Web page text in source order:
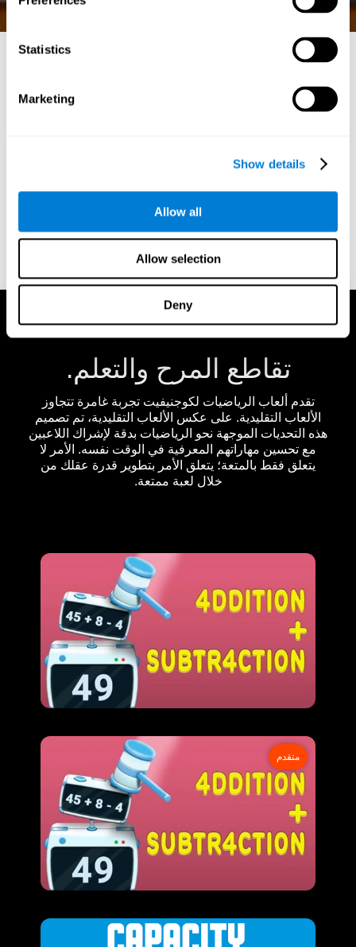
Statistics
Marketing
Show details
Allow all
Allow selection
Deny
ألعاب الرياضيات الممتعة:
تعلم مع تحفيز حدة الإدراك
كرائد في الجمع بين الترفيه والفوائد المعرفية. انغمس في عالم
اللعب مع علم التعزيز العقلي.
الابتداء
تقاطع المرح والتعلم.
تقدم ألعاب الرياضيات لكوجنيفيت تجربة غامرة تتجاوز
الألعاب التقليدية. على عكس الألعاب التقليدية، تم تصميم
هذه التحديات الموجهة نحو الرياضيات بدقة لإشراك اللاعبين
مع تحسين مهاراتهم المعرفية في الوقت نفسه. الأمر لا
يتعلق فقط بالمتعة؛ يتعلق الأمر بتطوير قدرة عقلك من
خلال لعبة ممتعة.
متقدم